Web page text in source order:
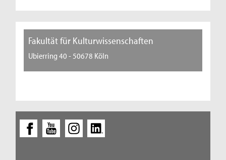
Fakultät für Kulturwissenschaften
Ubierring 40 - 50678 Köln